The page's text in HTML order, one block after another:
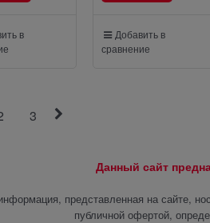
в
Добавить в
сравнение
3
Данный сайт
представленная на сайте,
публичной офертой,